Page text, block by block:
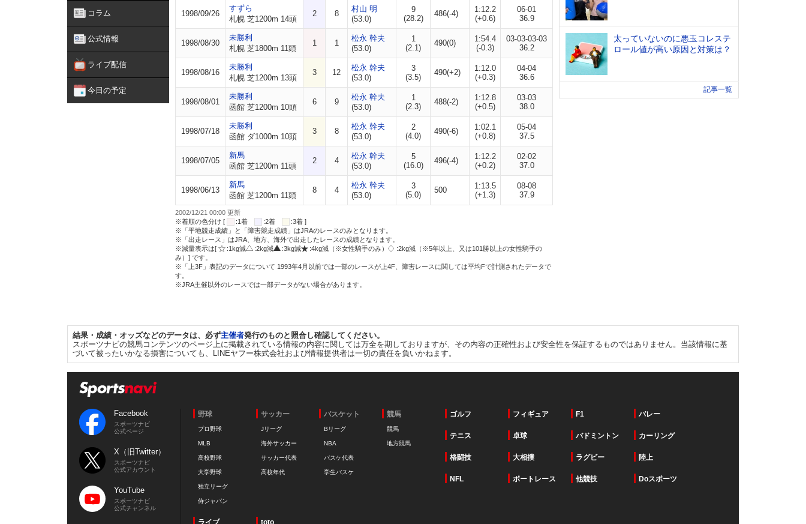
コラム
公式情報
ライブ配信
今日の予定
1998/09/26
すずら
札幌 芝1200m 14頭
2 8
村山 明
(53.0)
9
(28.2)
486(-4)
1:12.2
(+0.6)
06-01
36.9
1998/08/30
未勝利
札幌 芝1800m 11頭
1 1
松永 幹夫
(53.0)
1
(2.1)
490(0)
1:54.4
(-0.3)
03-03-03-03
36.2
1998/08/16
未勝利
札幌 芝1200m 13頭
3 12
松永 幹夫
(53.0)
3
(3.5)
490(+2)
1:12.0
(+0.3)
04-04
36.6
1998/08/01
未勝利
函館 芝1200m 10頭
6 9
松永 幹夫
(53.0)
1
(2.3)
488(-2)
1:12.8
(+0.5)
03-03
38.0
1998/07/18
未勝利
函館 ダ1000m 10頭
3 8
松永 幹夫
(53.0)
2
(4.0)
490(-6)
1:02.1
(+0.8)
05-04
37.5
1998/07/05
新馬
函館 芝1200m 11頭
2 4
松永 幹夫
(53.0)
5
(16.0)
496(-4)
1:12.2
(+0.2)
02-02
37.0
1998/06/13
新馬
函館 芝1200m 11頭
8 4
松永 幹夫
(53.0)
3
(5.0)
500
1:13.5
(+1.3)
08-08
37.9
2002/12/21 00:00 更新
※着順の色分け [
:1着 :2着
:3着 ]
※「平地競走成績」と「障害競走成績」はJRAのレースのみとなります。
※「出走レース」はJRA、地方、海外で出走したレースの成績となります。
※減量表示は[
:1kg減 :2kg減 :3kg減 :4kg減（※女性騎手のみ）
:2kg減（※5年以上、又は101勝以上の女性騎手の
み）] です。
※「上3F」表記のデータについて 1993年4月以前では一部のレースが上4F、障害レースに関しては平均Fで計測されたデータで
す。
※JRA主催以外のレースでは一部データがない場合があります。
太っていないのに悪玉コレステ
ロール値が高い原因と対策は？
記事一覧
結果・成績・オッズなどのデータは、必ず主催者発行のものと照合し確認してください。
スポーツナビの競馬コンテンツのページ上に掲載されている情報の内容に関しては万全を期しておりますが、その内容の正確性および安全性を保証するものではありません。当該情報に基
づいて被ったいかなる損害についても、LINEヤフー株式会社および情報提供者は一切の責任を負いかねます。
Facebook
スポーツナビ
公式ページ
X（旧Twitter）
スポーツナビ
公式アカウント
YouTube
スポーツナビ
公式チャンネル
野球
プロ野球
MLB
高校野球
大学野球
独立リーグ
侍ジャパン
サッカー
Jリーグ
海外サッカー
サッカー代表
高校年代
バスケット
Bリーグ
NBA
バスケ代表
学生バスケ
競馬
競馬
地方競馬
ゴルフ フィギュア F1 バレー
テニス 卓球 バドミントン カーリング
格闘技 大相撲 ラグビー 陸上
NFL ボートレース 他競技 Doスポーツ
ライブ toto